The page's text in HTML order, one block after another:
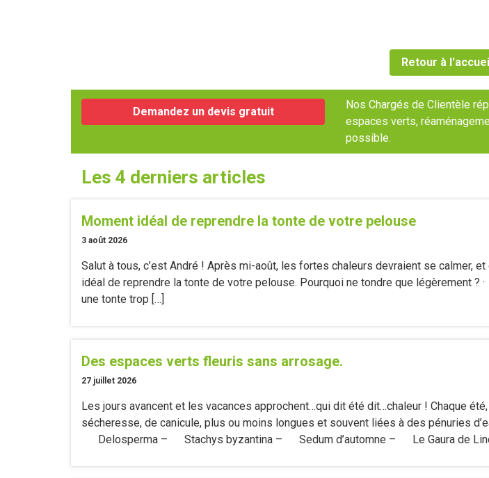
Retour à
Demandez un devis gratuit
Nos Chargés de Clientèle
espaces verts,
possible.
Les 4 derniers articles
Moment idéal de reprendre la tonte de votre pelouse
3 août 2026
Salut à tous, c’est André ! Après mi-août, les fortes chaleurs devraient se calmer,
idéal de reprendre la tonte de votre pelouse. Pourquoi ne tondre que légèrement
une tonte trop […]
Des espaces verts fleuris sans arrosage.
27 juillet 2026
Les jours avancent et les vacances approchent…qui dit été dit…chaleur ! Chaque
sécheresse, de canicule, plus ou moins longues et souvent liées à des pénuries
Delosperma – Stachys byzantina – Sedum d’automne – Le Gaura de